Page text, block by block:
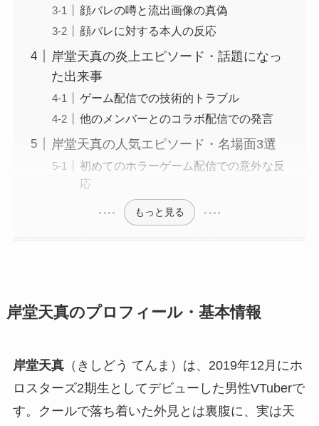
顔バレの噂と流出画像の真偽
顔バレに対する本人の反応
岸堂天真の炎上エピソード・話題になっ
た出来事
ゲーム配信での技術的トラブル
他のメンバーとのコラボ配信での発言
岸堂天真の人気エピソード・名場面3選
初めてのホラーゲーム配信での意外な反
応
もっと見る
岸堂天真のプロフィール・基本情報
岸堂天真（きしどう てんま）は、2019年12月にホ
ロスターズ2期生としてデビューした男性VTuberで
す。クールで落ち着いた外見とは裏腹に、実は天